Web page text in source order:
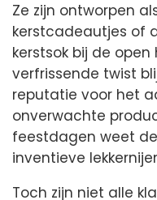
Ze zijn ontworpen
kerstcadeautjes of
kerstsok bij de
verfrissende twist
reputatie voor het
onverwachte
feestdagen weet
inventieve
Toch zijn niet alle